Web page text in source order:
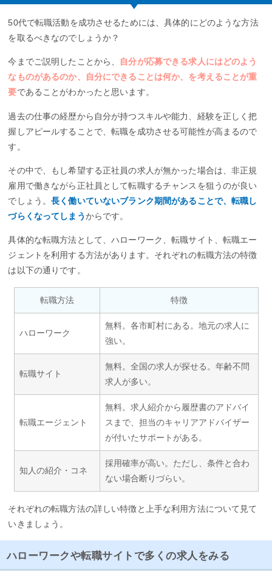
50代で転職活動を成功させるためには、具体的にどのような方法
を取るべきなのでしょうか？
今までご説明したことから、
自分が応募できる求人にはどのよう
なものがあるのか、自分にできることは何か、を考えることが重
要であることがわかったと思います。
過去の仕事の経歴から自分が持つスキルや能力、経験を正しく把
握しアピールすることで、転職を成功させる可能性が高まるので
す。
その中で、もし希望する正社員の求人が無かった場合は、非正規
雇用で働きながら正社員として転職するチャンスを狙うのが良い
でしょう。長く働いていないブランク期間があることで、転職し
づらくなってしまうからです。
具体的な転職方法として、ハローワーク、転職サイト、転職エー
ジェントを利用する方法があります。それぞれの転職方法の特徴
は以下の通りです。
転職方法 特徴
ハローワーク
無料。各市町村にある。地元の求人に
強い。
転職サイト
無料。全国の求人が探せる。年齢不問
求人が多い。
転職エージェント
無料。求人紹介から履歴書のアドバイ
スまで、担当のキャリアアドバイザー
が付いたサポートがある。
知人の紹介・コネ
採用確率が高い。ただし、条件と合わ
ない場合断りづらい。
それぞれの転職方法の詳しい特徴と上手な利用方法について見て
いきましょう。
ハローワークや転職サイトで多くの求人をみる